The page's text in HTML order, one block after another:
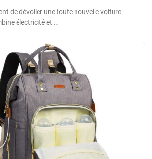
de dévoiler une toute nouvelle voiture
électricité et …